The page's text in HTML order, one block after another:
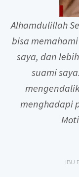
Alhamdulillah
bisa
saya, dan
suami
menghadapi
IBU